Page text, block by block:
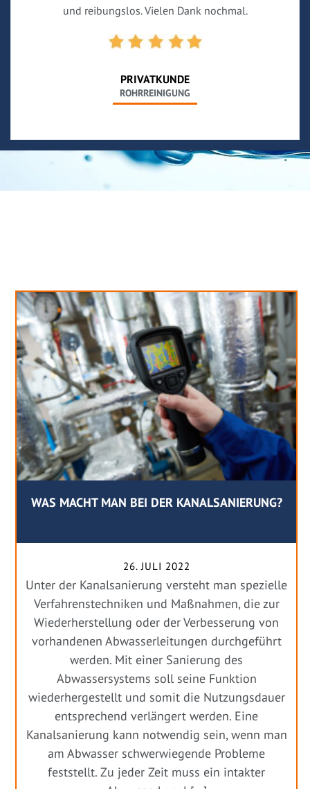
und reibungslos. Vielen Dank nochmal.
PRIVATKUNDE
ROHRREINIGUNG
WAS MACHT MAN BEI DER KANALSANIERUNG?
26. JULI 2022
Unter der Kanalsanierung versteht man spezielle
Verfahrenstechniken und Maßnahmen, die zur
Wiederherstellung oder der Verbesserung von
vorhandenen Abwasserleitungen durchgeführt
werden. Mit einer Sanierung des
Abwassersystems soll seine Funktion
wiederhergestellt und somit die Nutzungsdauer
entsprechend verlängert werden. Eine
Kanalsanierung kann notwendig sein, wenn man
am Abwasser schwerwiegende Probleme
feststellt. Zu jeder Zeit muss ein intakter